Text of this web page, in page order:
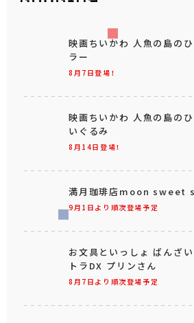
8月7日登場！
映画ちいかわ 人魚の島の
ラー
8月14日登場！
映画ちいかわ 人魚の島の
いぐるみ
9月1日より順次登場予定
満月珈琲店moon sweet
8月7日より順次登場予定
お文具といっしょ ばんざ
トラDX プリンさん